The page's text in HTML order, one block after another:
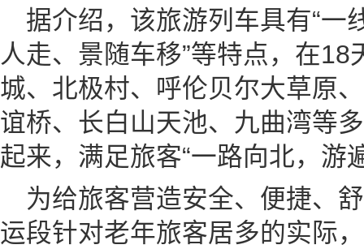
据介绍，该旅游列车具有“一
人走、景随车移”等特点，在
城、北极村、呼伦贝尔大草原
谊桥、长白山天池、九曲湾等
起来，满足旅客“一路向北，游
为给旅客营造安全、便捷、
运段针对老年旅客居多的实际